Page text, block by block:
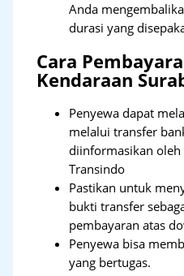
Anda
durasi yang
Cara
Kendaraan
Penyewa dapat
melalui transfer
diinformasikan oleh
Transindo
Pastikan untuk
bukti transfer
pembayaran atas
Penyewa bisa
yang bertugas.